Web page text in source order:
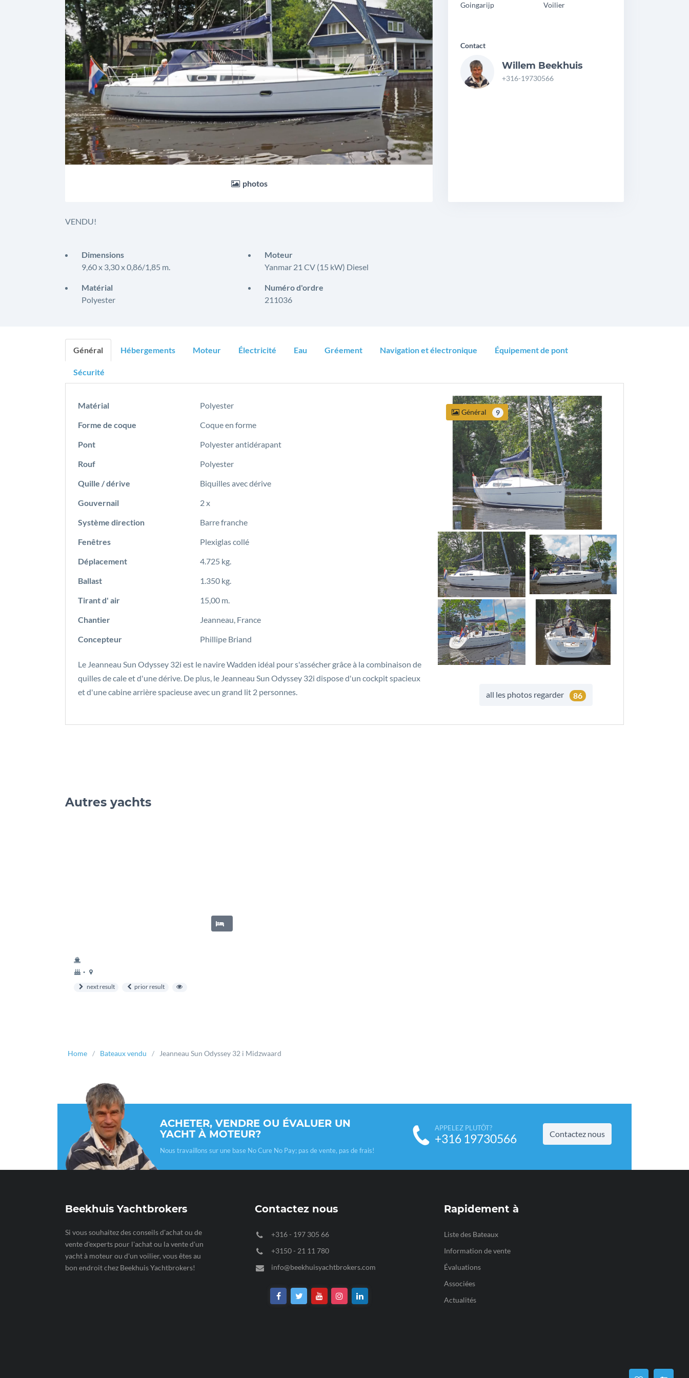
photos
Goingarijp
Voilier
Contact
Willem Beekhuis
+316-19730566
VENDU!
Dimensions
9,60 x 3,30 x 0,86/1,85 m.
Moteur
Yanmar 21 CV (15 kW) Diesel
Matérial
Polyester
Numéro d'ordre
211036
Général Hébergements Moteur Électricité Eau Gréement Navigation et électronique Équipement de pont
Sécurité
Matérial
Polyester
Forme de coque
Coque en forme
Pont
Polyester antidérapant
Rouf
Polyester
Quille / dérive
Biquilles avec dérive
Gouvernail
2 x
Système direction
Barre franche
Fenêtres
Plexiglas collé
Déplacement
4.725 kg.
Ballast
1.350 kg.
Tirant d' air
15,00 m.
Chantier
Jeanneau, France
Concepteur
Phillipe Briand
Le Jeanneau Sun Odyssey 32i est le navire Wadden idéal pour s'assécher grâce à la combinaison de
quilles de cale et d'une dérive. De plus, le Jeanneau Sun Odyssey 32i dispose d'un cockpit spacieux
et d'une cabine arrière spacieuse avec un grand lit 2 personnes.
Général 9
all les photos regarder 86
Autres yachts
année
•
next result prior result
Home Bateaux vendu Jeanneau Sun Odyssey 32 i Midzwaard
ACHETER, VENDRE OU ÉVALUER UN
YACHT À MOTEUR?
Nous travaillons sur une base No Cure No Pay; pas de vente, pas de frais!
APPELEZ PLUTÔT?
+316 19730566 Contactez nous
Beekhuis Yachtbrokers
Si vous souhaitez des conseils d'achat ou de
vente d'experts pour l'achat ou la vente d'un
yacht à moteur ou d'un voilier, vous êtes au
bon endroit chez Beekhuis Yachtbrokers!
Contactez nous
+316 - 197 305 66
+3150 - 21 11 780
info@beekhuisyachtbrokers.com
Rapidement à
Liste des Bateaux
Information de vente
Évaluations
Associées
Actualités